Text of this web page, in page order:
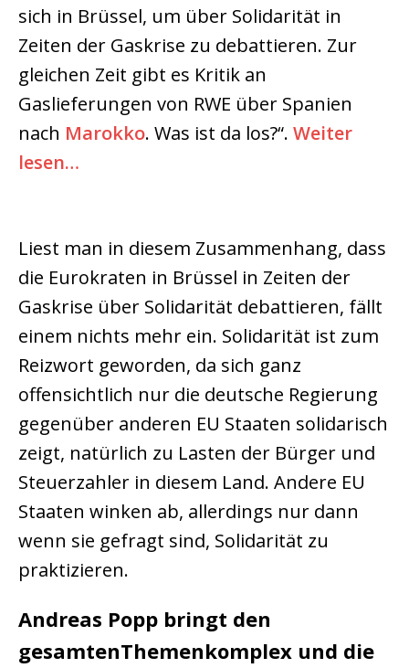
sich in Brüssel, um über Solidarität in
Zeiten der Gaskrise zu debattieren. Zur
gleichen Zeit gibt es Kritik an
Gaslieferungen von RWE über Spanien
nach Marokko. Was ist da los?“. Weiter
lesen…
Liest man in diesem Zusammenhang, dass
die Eurokraten in Brüssel in Zeiten der
Gaskrise über Solidarität debattieren, fällt
einem nichts mehr ein. Solidarität ist zum
Reizwort geworden, da sich ganz
offensichtlich nur die deutsche Regierung
gegenüber anderen EU Staaten solidarisch
zeigt, natürlich zu Lasten der Bürger und
Steuerzahler in diesem Land. Andere EU
Staaten winken ab, allerdings nur dann
wenn sie gefragt sind, Solidarität zu
praktizieren.
Andreas Popp bringt den
gesamtenThemenkomplex und die